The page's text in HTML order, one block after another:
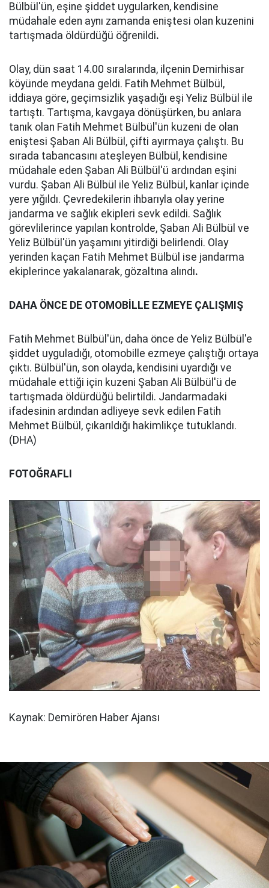
Bülbül'ün, eşine şiddet uygularken, kendisine
müdahale eden aynı zamanda eniştesi olan kuzenini
tartışmada öldürdüğü öğrenildi.
Olay, dün saat 14.00 sıralarında, ilçenin Demirhisar
köyünde meydana geldi. Fatih Mehmet Bülbül,
iddiaya göre, geçimsizlik yaşadığı eşi Yeliz Bülbül ile
tartıştı. Tartışma, kavgaya dönüşürken, bu anlara
tanık olan Fatih Mehmet Bülbül'ün kuzeni de olan
eniştesi Şaban Ali Bülbül, çifti ayırmaya çalıştı. Bu
sırada tabancasını ateşleyen Bülbül, kendisine
müdahale eden Şaban Ali Bülbül'ü ardından eşini
vurdu. Şaban Ali Bülbül ile Yeliz Bülbül, kanlar içinde
yere yığıldı. Çevredekilerin ihbarıyla olay yerine
jandarma ve sağlık ekipleri sevk edildi. Sağlık
görevlilerince yapılan kontrolde, Şaban Ali Bülbül ve
Yeliz Bülbül'ün yaşamını yitirdiği belirlendi. Olay
yerinden kaçan Fatih Mehmet Bülbül ise jandarma
ekiplerince yakalanarak, gözaltına alındı.
DAHA ÖNCE DE OTOMOBİLLE EZMEYE ÇALIŞMIŞ
Fatih Mehmet Bülbül'ün, daha önce de Yeliz Bülbül'e
şiddet uyguladığı, otomobille ezmeye çalıştığı ortaya
çıktı. Bülbül'ün, son olayda, kendisini uyardığı ve
müdahale ettiği için kuzeni Şaban Ali Bülbül'ü de
tartışmada öldürdüğü belirtildi. Jandarmadaki
ifadesinin ardından adliyeye sevk edilen Fatih
Mehmet Bülbül, çıkarıldığı hakimlikçe tutuklandı.
(DHA)
FOTOĞRAFLI
Kaynak: Demirören Haber Ajansı